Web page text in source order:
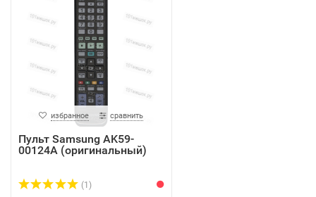
избранное сравнить
Пульт Samsung AK59-
00124A (оригинальный)
(1)